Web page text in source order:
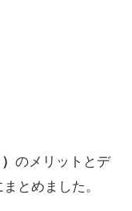
のメリットとデ
とめました。